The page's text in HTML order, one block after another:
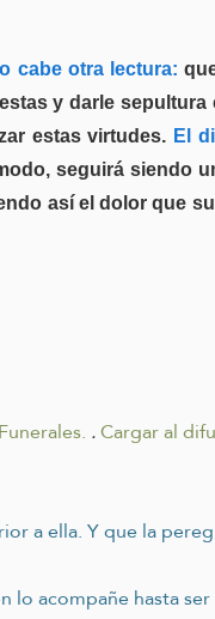
cabe otra lectura:
y darle
estas virtudes. El
seguirá siendo
así el dolor que
Funerales. .Cargar al
a ella. Y que la
lo acompañe hasta